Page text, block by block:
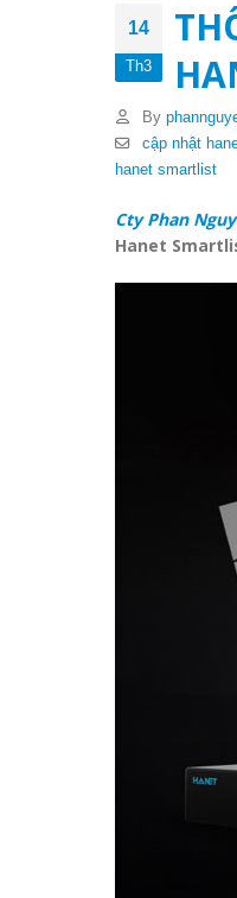
14
Th3
By
cập nhật
hanet smartlist
Cty Phan
Hanet